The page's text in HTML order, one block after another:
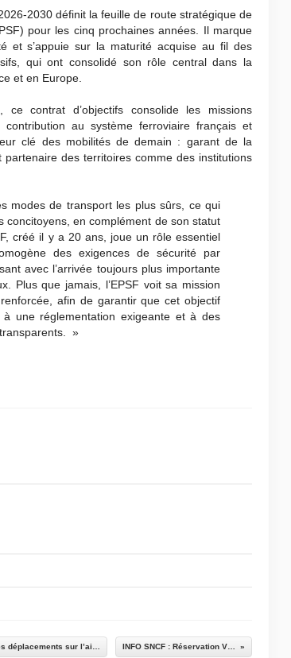
2030 définit la feuille de route stratégique de
pour les cinq prochaines années. Il marque
et s’appuie sur la maturité acquise au fil des
qui ont consolidé son rôle central dans la
et en Europe.
contrat d’objectifs consolide les missions
au système ferroviaire français et
clé des mobilités de demain : garant de la
des territoires comme des institutions
modes de transport les plus sûrs, ce qui
en complément de son statut
créé il y a 20 ans, joue un rôle essentiel
des exigences de sécurité par
avec l’arrivée toujours plus importante
Plus que jamais, l’EPSF voit sa mission
afin de garantir que cet objectif
une réglementation exigeante et à des
»